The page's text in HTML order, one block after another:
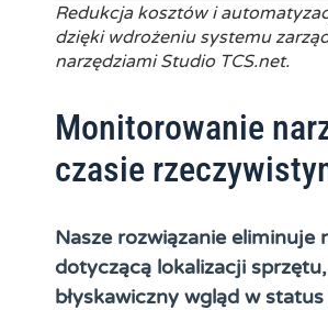
Redukcja kosztów i
dzięki wdrożeniu systemu
narzędziami Studio TCS.net.
Monitorowanie
czasie
Nasze rozwiązanie eliminuje
dotyczącą lokalizacji
błyskawiczny wgląd w